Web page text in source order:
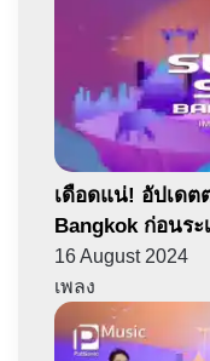
เดือดแน่! อัปเดต
Bangkok ก่อนร
16 August 2024
เพลง